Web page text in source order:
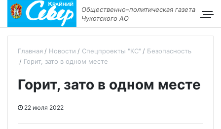
Общественно–политическая газета
Чукотского АО
Главная Новости Спецпроекты "КС"
Безопасность
Горит, зато в одном месте
Горит, зато в одном месте
22 июля 2022